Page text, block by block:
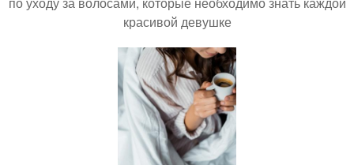
красивой девушке